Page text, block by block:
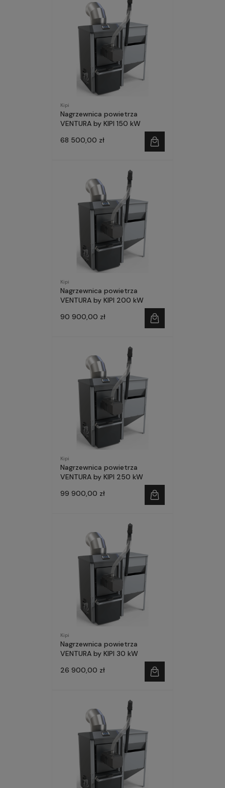
Kipi
Nagrzewnica powietrza
VENTURA by KIPI 150 kW
68 500,00 zł
Kipi
Nagrzewnica powietrza
VENTURA by KIPI 200 kW
90 900,00 zł
Kipi
Nagrzewnica powietrza
VENTURA by KIPI 250 kW
99 900,00 zł
Kipi
Nagrzewnica powietrza
VENTURA by KIPI 30 kW
26 900,00 zł